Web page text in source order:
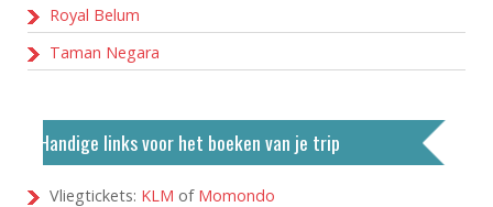
Royal Belum
Taman Negara
Handige links voor het boeken van je trip
Vliegtickets: KLM of Momondo